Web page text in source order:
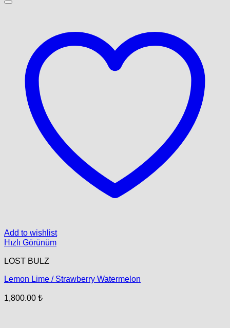
Add to wishlist
Hızlı Görünüm
LOST BULZ
Lemon Lime / Strawberry Watermelon
1,800.00 ₺